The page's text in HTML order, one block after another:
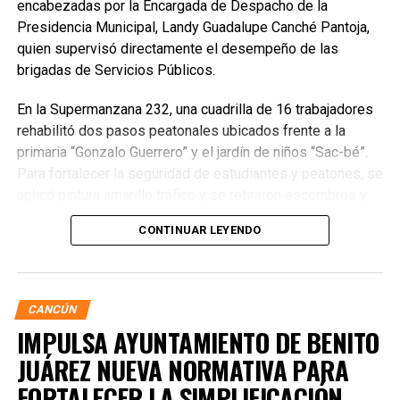
encabezadas por la Encargada de Despacho de la
Presidencia Municipal, Landy Guadalupe Canché Pantoja,
quien supervisó directamente el desempeño de las
brigadas de Servicios Públicos.
En la Supermanzana 232, una cuadrilla de 16 trabajadores
rehabilitó dos pasos peatonales ubicados frente a la
primaria “Gonzalo Guerrero” y el jardín de niños “Sac-bé”.
Para fortalecer la seguridad de estudiantes y peatones, se
residuos vegetales acumulados en la zona. Estas
acciones buscan garantizar entornos escolares más
CONTINUAR LEYENDO
CANCÚN
IMPULSA AYUNTAMIENTO DE BENITO
JUÁREZ NUEVA NORMATIVA PARA